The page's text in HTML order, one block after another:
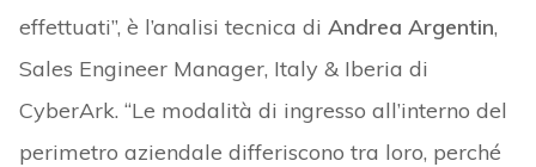
effettuati”, è l’analisi tecnica di Andrea Argentin,
Sales Engineer Manager, Italy & Iberia di
CyberArk. “Le modalità di ingresso all’interno del
perimetro aziendale differiscono tra loro, perché